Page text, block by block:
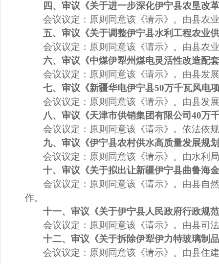
四、审议《关于进一步深化伊宁县农垦改
会议议定： 原则同意该《请示》。由县农
五、审议《关于调整伊宁县水利工程农业
会议议定： 原则同意该 《请示》。 由县农
六、审议《中煤伊犁州煤电灵活性改造配
会议议定： 原则同意该《请示》。由县发
七、审议《新疆华电伊宁县50万千瓦风电
会议议定： 原则同意该《请示》。由县发
八、审议《天津市供销集团有限公司40万
会议议定： 原则同意该《请示》。依法依
九、审议《伊宁县农村供水高质量发展规
会议议定： 原则同意该《请示》。由水利
十、审议《关于拟出让新疆伊宁县曲鲁海
会议议定： 原则同意该《请示》。由县自
作。
十一、审议《关于伊宁县人民政府行政规
会议议定： 原则同意该《请示》。由县司
十二、审议《关于拆除伊犁伊力特玻璃制
会议议定： 原则同意该《请示》。由县住